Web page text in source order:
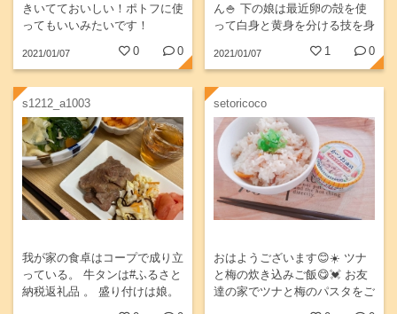
きいてておいしい！ポトフに使
ってもいいみたいです！
2021/01/07 0 0
ん🍚 下の娘は最近卵の殻を使
って白身と黄身を分ける技を身
につけたらしい… 今年一年、
いろーんなことがありました
ん、良いお年を❤️
2021/01/07 1 0
s1212_a1003
我が家の食卓はコープで成り立
っている。 牛タンは#ふるさと
納税返礼品 。 盛り付けは娘。
setoricoco
おはようございます😊☀️ ツナ
と梅の炊き込みご飯😋💓 お友
達の家でツナと梅のパスタをご